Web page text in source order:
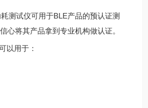
测试仪可用于BLE产品的预认证测
心将其产品拿到专业机构做认证。
以用于：